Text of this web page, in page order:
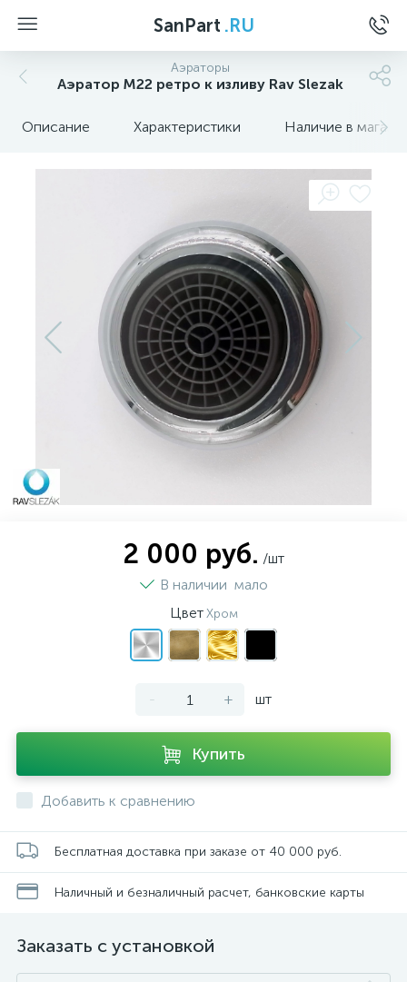
SanPart .RU
Аэраторы
Аэратор M22 ретро к изливу Rav Slezak
Описание Характеристики Наличие в
2 000 руб. /шт
В наличии мало
Цвет Хром
- + шт
Купить
Добавить к сравнению
Бесплатная доставка при заказе от 40 000 руб.
Наличный и безналичный расчет, банковские карты
Заказать с установкой